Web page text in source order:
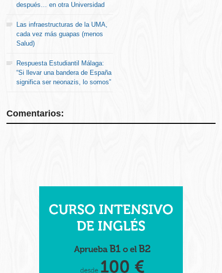
después… en otra Universidad
Las infraestructuras de la UMA,
cada vez más guapas (menos
Salud)
Respuesta Estudiantil Málaga:
“Si llevar una bandera de España
significa ser neonazis, lo somos”
Comentarios: